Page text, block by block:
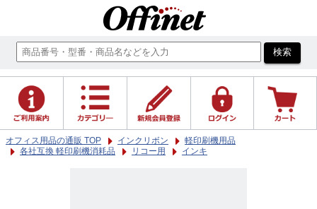
オフィス用品の通販 TOP インクリボン
軽印刷機用品
各社互換 軽印刷機消耗品
リコー用 インキ